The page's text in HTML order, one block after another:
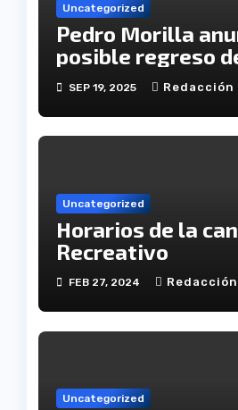
Uncategorized
Pedro Morilla
posible regreso
López a la
SEP 19, 2025 Redacción
Uncategorized
Horarios de la
Recreativo
FEB 27, 2024 Redacción
Uncategorized